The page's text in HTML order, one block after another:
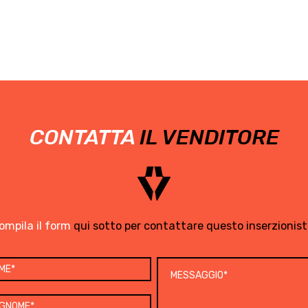
CONTATTA IL VENDITORE
il form qui sotto per contattare questo